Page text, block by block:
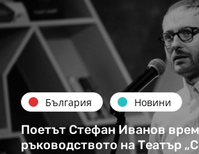
България Новини
Поетът Стефан Иванов
ръководството на Театър